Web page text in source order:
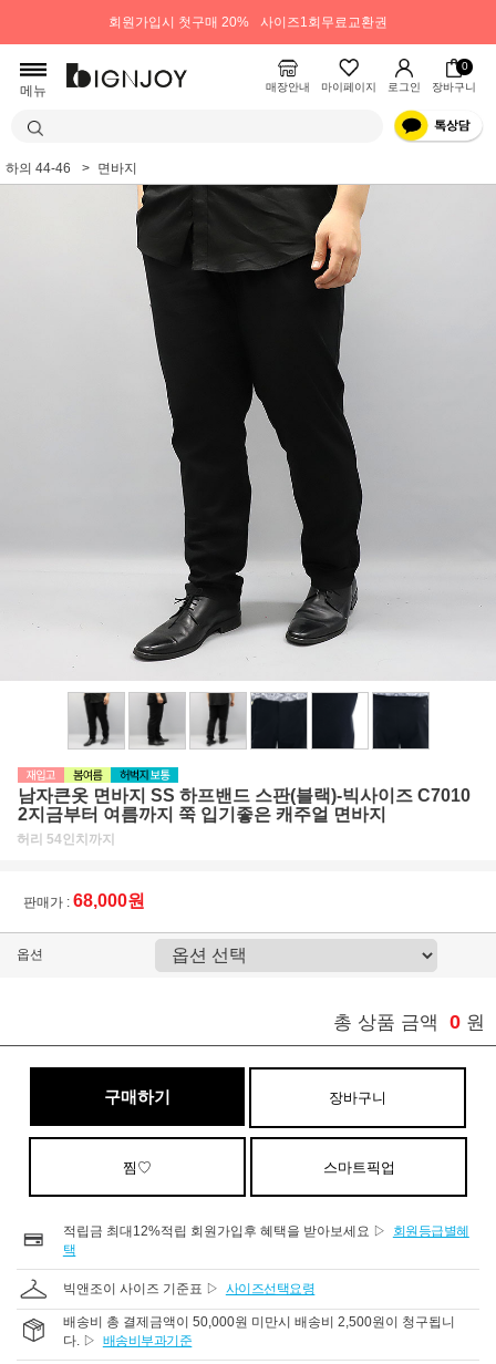
회원가입시 첫구매 20% 사이즈1회무료교환권
메뉴 매장안내 마이페이지 로그인
0
장바구니
하의 44-46 면바지
남자큰옷 면바지 SS 하프밴드 스판(블랙)-빅사이즈 C7010
2지금부터 여름까지 쭉 입기좋은 캐주얼 면바지
허리 54인치까지
판매가 : 68,000원
옵션
총 상품 금액 0 원
구매하기 장바구니
찜♡ 스마트픽업
적립금 최대12%적립 회원가입후 혜택을 받아보세요 ▷
회원등급별혜
택
빅앤조이 사이즈 기준표 ▷ 사이즈선택요령
배송비 총 결제금액이 50,000원 미만시 배송비 2,500원이 청구됩니
다. ▷ 배송비부과기준